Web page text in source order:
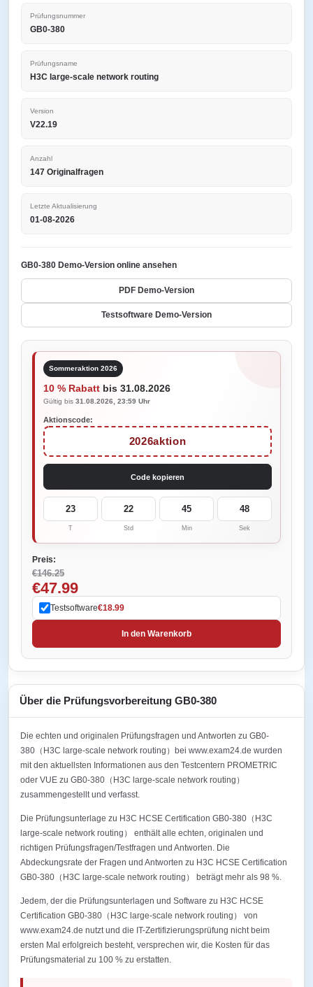
Prüfungsnummer
GB0-380
Prüfungsname
H3C large-scale network routing
Version
V22.19
Anzahl
147 Originalfragen
Letzte Aktualisierung
01-08-2026
GB0-380 Demo-Version online ansehen
PDF Demo-Version
Testsoftware Demo-Version
Sommeraktion 2026
10 % Rabatt bis 31.08.2026
Gültig bis 31.08.2026, 23:59 Uhr
Aktionscode:
2026aktion
Code kopieren
23
T
22
Std
45
Min
48
Sek
Preis:
€146.25
€47.99
Testsoftware€18.99
In den Warenkorb
Über die Prüfungsvorbereitung GB0-380
Die echten und originalen Prüfungsfragen und Antworten zu GB0-
380（H3C large-scale network routing）bei www.exam24.de wurden
mit den aktuellsten Informationen aus den Testcentern PROMETRIC
oder VUE zu GB0-380（H3C large-scale network routing）
zusammengestellt und verfasst.
Die Prüfungsunterlage zu H3C HCSE Certification GB0-380（H3C
large-scale network routing） enthält alle echten, originalen und
richtigen Prüfungsfragen/Testfragen und Antworten. Die
Abdeckungsrate der Fragen und Antworten zu H3C HCSE Certification
GB0-380（H3C large-scale network routing） beträgt mehr als 98 %.
Jedem, der die Prüfungsunterlagen und Software zu H3C HCSE
Certification GB0-380（H3C large-scale network routing） von
www.exam24.de nutzt und die IT-Zertifizierungsprüfung nicht beim
ersten Mal erfolgreich besteht, versprechen wir, die Kosten für das
Prüfungsmaterial zu 100 % zu erstatten.